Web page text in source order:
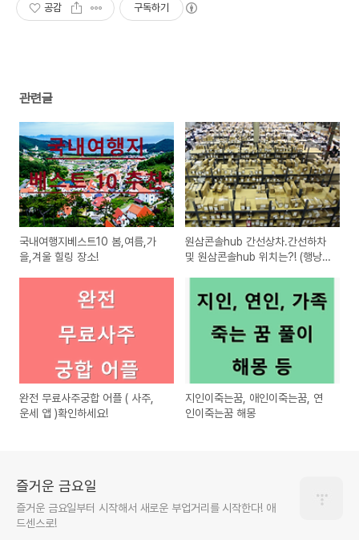
공감 구독하기
관련글
국내여행지베스트10 봄,여름,가
을,겨울 힐링 장소!
원삼콘솔hub 간선상차.간선하차
및 원삼콘솔hub 위치는?! (행낭포
완전 무료사주궁합 어플 ( 사주,
운세 앱 )확인하세요!
지인이죽는꿈, 애인이죽는꿈, 연
인이죽는꿈 해몽
즐거운 금요일
즐거운 금요일부터 시작해서 새로운 부업거리를 시작한다! 애
드센스로!